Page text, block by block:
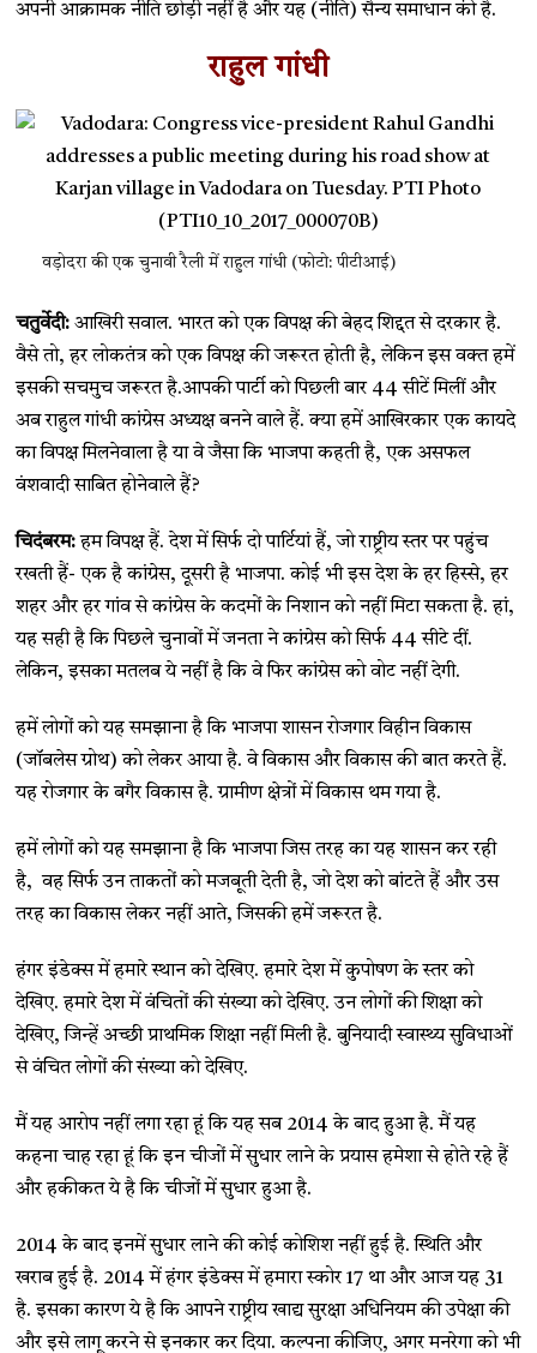
अपनी आक्रामक नीति छोड़ी नहीं है और यह (नीति) सैन्य समाधान की है.
राहुल गांधी
वड़ोदरा की एक चुनावी रैली में राहुल गांधी (फोटो: पीटीआई)
चतुर्वेदी: आखिरी सवाल. भारत को एक विपक्ष की बेहद शिद्दत से दरकार है.
वैसे तो, हर लोकतंत्र को एक विपक्ष की जरूरत होती है, लेकिन इस वक्त हमें
इसकी सचमुच जरूरत है.आपकी पार्टी को पिछली बार 44 सीटें मिलीं और
अब राहुल गांधी कांग्रेस अध्यक्ष बनने वाले हैं. क्या हमें आखिरकार एक कायदे
का विपक्ष मिलनेवाला है या वे जैसा कि भाजपा कहती है, एक असफल
वंशवादी साबित होनेवाले हैं?
चिदंबरम:हम विपक्ष हैं. देश में सिर्फ दो पार्टियां हैं, जो राष्ट्रीय स्तर पर पहुंच
रखती हैं- एक है कांग्रेस, दूसरी है भाजपा. कोई भी इस देश के हर हिस्से, हर
शहर और हर गांव से कांग्रेस के कदमों के निशान को नहीं मिटा सकता है. हां,
यह सही है कि पिछले चुनावों में जनता ने कांग्रेस को सिर्फ 44 सीटे दीं.
लेकिन, इसका मतलब ये नहीं है कि वे फिर कांग्रेस को वोट नहीं देगी.
हमें लोगों को यह समझाना है कि भाजपा शासन रोजगार विहीन विकास
(जॉबलेस ग्रोथ) को लेकर आया है. वे विकास और विकास की बात करते हैं.
यह रोजगार के बगैर विकास है. ग्रामीण क्षेत्रों में विकास थम गया है.
हमें लोगों को यह समझाना है कि भाजपा जिस तरह का यह शासन कर रही
है, वह सिर्फ उन ताकतों को मजबूती देती है, जो देश को बांटते हैं और उस
तरह का विकास लेकर नहीं आते, जिसकी हमें जरूरत है.
हंगर इंडेक्स में हमारे स्थान को देखिए. हमारे देश में कुपोषण के स्तर को
देखिए. हमारे देश में वंचितों की संख्या को देखिए. उन लोगों की शिक्षा को
देखिए, जिन्हें अच्छी प्राथमिक शिक्षा नहीं मिली है. बुनियादी स्वास्थ्य सुविधाओं
से वंचित लोगों की संख्या को देखिए.
मैं यह आरोप नहीं लगा रहा हूं कि यह सब 2014 के बाद हुआ है. मैं यह
कहना चाह रहा हूं कि इन चीजों में सुधार लाने के प्रयास हमेशा से होते रहे हैं
और हकीकत ये है कि चीजों में सुधार हुआ है.
2014 के बाद इनमें सुधार लाने की कोई कोशिश नहीं हुई है. स्थिति और
खराब हुई है. 2014 में हंगर इंडेक्स में हमारा स्कोर 17 था और आज यह 31
है. इसका कारण ये है कि आपने राष्ट्रीय खाद्य सुरक्षा अधिनियम की उपेक्षा की
और इसे लागू करने से इनकार कर दिया. कल्पना कीजिए, अगर मनरेगा को भी